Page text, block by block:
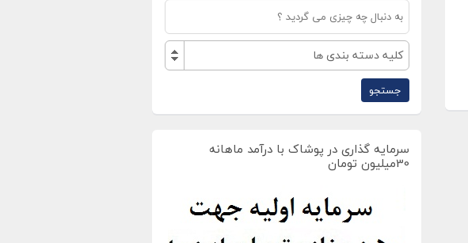
کلیه دسته بندی ها
سرمایه گذاری در پوشاک با درآمد ماهانه
30میلیون تومان